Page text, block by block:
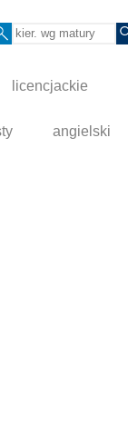
licencjackie
angielski